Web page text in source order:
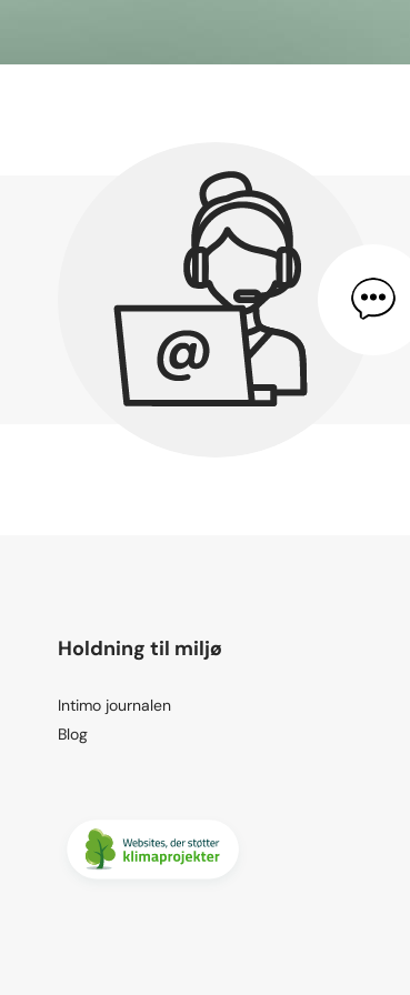
Holdning til miljø
Intimo journalen
Blog